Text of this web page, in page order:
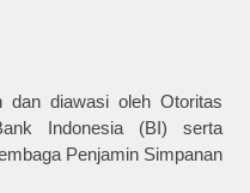
dan diawasi oleh Otoritas
Indonesia (BI) serta
Penjamin Simpanan